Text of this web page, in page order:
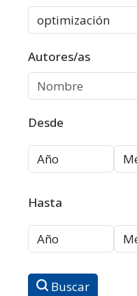
Autores/as
Desde
Hasta
Buscar